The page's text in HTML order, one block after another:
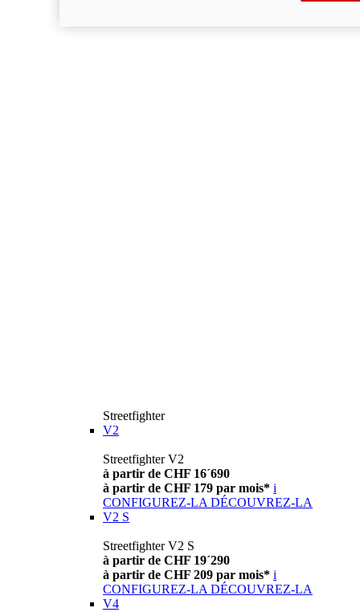
Streetfighter
V2
Streetfighter V2
à partir de CHF 16´690
à partir de CHF 179 par mois* i
CONFIGUREZ-LA DÉCOUVREZ-LA
V2 S
Streetfighter V2 S
à partir de CHF 19´290
à partir de CHF 209 par mois* i
CONFIGUREZ-LA DÉCOUVREZ-LA
V4